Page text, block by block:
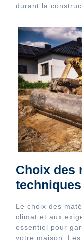
durant la
Choix des
Le choix des
climat et aux
essentiel pour
votre maison.